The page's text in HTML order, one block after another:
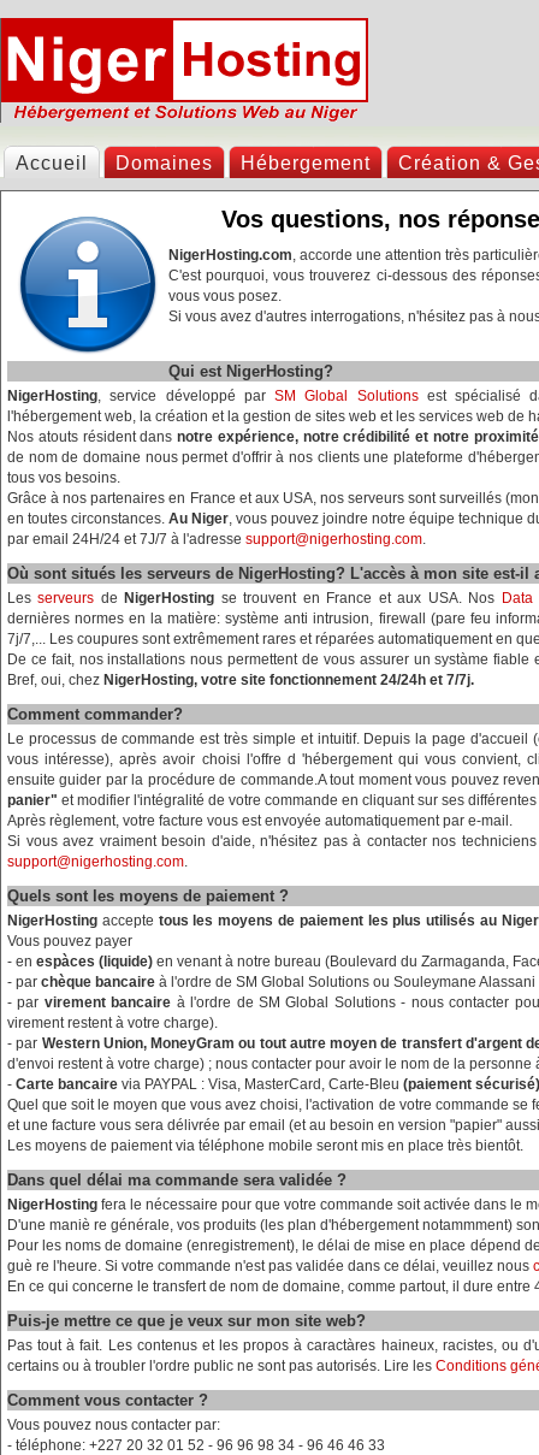
Accueil Domaines Hébergement Création &
Vos questions, nos
NigerHosting.com, accorde une attention très
C'est pourquoi, vous trouverez ci-dessous des
vous vous posez.
Si vous avez d'autres interrogations, n'hésitez pas à
Qui est NigerHosting?
NigerHosting, service développé par SM Global Solutionsest spécialisé
l'hébergement web, la création et la gestion de sites web et les services web de
Nos atouts résident dansnotre expérience, notre crédibilité et notre proximité
de nom de domaine nous permet d'offrir à nos clients une plateforme
tous vos besoins.
Grâce à nos partenaires en France et aux USA, nos serveurs sont surveillés
en toutes circonstances. Au Niger, vous pouvez joindre notre équipe technique
par email 24H/24 et 7J/7 à l'adresse support@nigerhosting.com.
Où sont situés les serveurs de NigerHosting? L'accès à mon site est-il
Lesserveurs de NigerHosting se trouvent en France et aux USA. Nos Data
dernières normes en la matière: système anti intrusion, firewall (pare feu
7j/7,... Les coupures sont extrêmement rares et réparées automatiquement en
De ce fait, nos installations nous permettent de vous assurer un systàme
Bref, oui, chez NigerHosting, votre site fonctionnement 24/24h et 7/7j.
Comment commander?
Le processus de commande est très simple et intuitif. Depuis la page
vous intéresse), après avoir choisi l'offre d 'hébergement qui vous convient,
ensuite guider par la procédure de commande.A tout moment vous pouvez
panier" et modifier l'intégralité de votre commande en cliquant sur ses
Après règlement, votre facture vous est envoyée automatiquement par e-mail.
Si vous avez vraiment besoin d'aide, n'hésitez pas à contacter nos
support@nigerhosting.com.
Quels sont les moyens de paiement ?
NigerHosting accepte tous les moyens de paiement les plus utilisés au Niger
Vous pouvez payer
- en espàces (liquide) en venant à notre bureau (Boulevard du Zarmaganda,
- par chèque bancaire à l'ordre de SM Global Solutions ou Souleymane Alassani
- par virement bancaire à l'ordre de SM Global Solutions - nous contacter
virement restent à votre charge).
- par Western Union, MoneyGram ou tout autre moyen de transfert d'argent
d'envoi restent à votre charge) ; nous contacter pour avoir le nom de la personne
- Carte bancaire via PAYPAL : Visa, MasterCard, Carte-Bleu (paiement sécurisé)
Quel que soit le moyen que vous avez choisi, l'activation de votre commande
et une facture vous sera délivrée par email (et au besoin en version "papier"
Les moyens de paiement via téléphone mobile seront mis en place très bientôt.
Dans quel délai ma commande sera validée ?
NigerHosting fera le nécessaire pour que votre commande soit activée dans le
D'une maniè re générale, vos produits (les plan d'hébergement notammment)
Pour les noms de domaine (enregistrement), le délai de mise en place dépend
guè re l'heure. Si votre commande n'est pas validée dans ce délai, veuillez nous
En ce qui concerne le transfert de nom de domaine, comme partout, il dure entre
Puis-je mettre ce que je veux sur mon site web?
Pas tout à fait. Les contenus et les propos à caractàres haineux, racistes, ou
certains ou à troubler l'ordre public ne sont pas autorisés. Lire les Conditions
Comment vous contacter ?
Vous pouvez nous contacter par:
- téléphone: +227 20 32 01 52 - 96 96 98 34 - 96 46 46 33